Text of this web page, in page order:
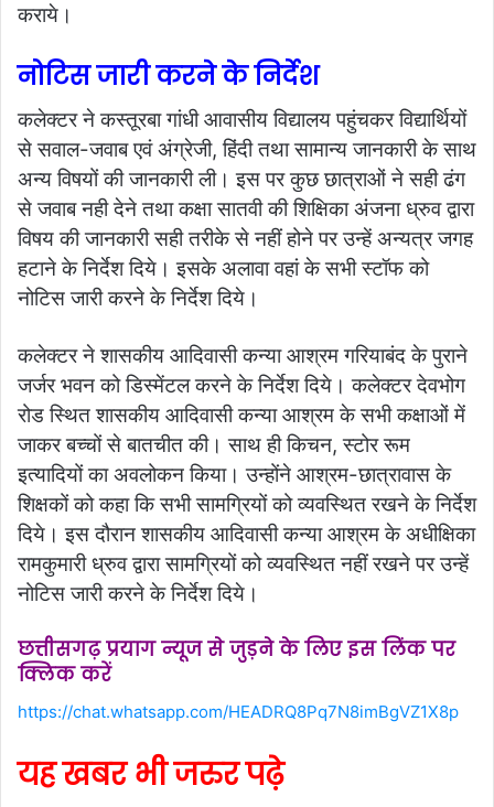
कराये।
नोटिस जारी करने के निर्देश
कलेक्टर ने कस्तूरबा गांधी आवासीय विद्यालय पहुंचकर विद्यार्थियों
से सवाल-जवाब एवं अंग्रेजी, हिंदी तथा सामान्य जानकारी के साथ
अन्य विषयों की जानकारी ली। इस पर कुछ छात्राओं ने सही ढंग
से जवाब नही देने तथा कक्षा सातवी की शिक्षिका अंजना ध्रुव द्वारा
विषय की जानकारी सही तरीके से नहीं होने पर उन्हें अन्यत्र जगह
हटाने के निर्देश दिये। इसके अलावा वहां के सभी स्टॉफ को
नोटिस जारी करने के निर्देश दिये।
कलेक्टर ने शासकीय आदिवासी कन्या आश्रम गरियाबंद के पुराने
जर्जर भवन को डिस्मेंटल करने के निर्देश दिये। कलेक्टर देवभोग
रोड स्थित शासकीय आदिवासी कन्या आश्रम के सभी कक्षाओं में
जाकर बच्चों से बातचीत की। साथ ही किचन, स्टोर रूम
इत्यादियों का अवलोकन किया। उन्होंने आश्रम-छात्रावास के
शिक्षकों को कहा कि सभी सामग्रियों को व्यवस्थित रखने के निर्देश
दिये। इस दौरान शासकीय आदिवासी कन्या आश्रम के अधीक्षिका
रामकुमारी ध्रुव द्वारा सामग्रियों को व्यवस्थित नहीं रखने पर उन्हें
नोटिस जारी करने के निर्देश दिये।
छत्तीसगढ़ प्रयाग न्यूज से जुड़ने के लिए इस लिंक पर
क्लिक करें
https://chat.whatsapp.com/HEADRQ8Pq7N8imBgVZ1X8p
यह खबर भी जरुर पढ़े